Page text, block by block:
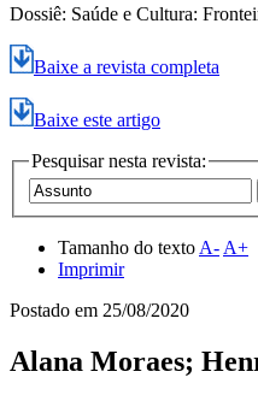
Dossiê: Saúde e Cultura:
Baixe a revista completa
Baixe este artigo
Pesquisar nesta revista:
Tamanho do texto A- A+
Imprimir
Postado em 25/08/2020
Alana Moraes;